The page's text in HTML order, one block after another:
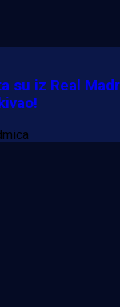
su iz Real